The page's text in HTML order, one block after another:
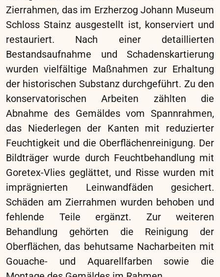
Entfernung von Firnis und Übermalungen
kamen umfangreiche Schnitte und Fehlstellen
zum Vorschein. Die Restaurierung umfasste
das Wiederverkleben der Schnitte, das Kitten
und die Integration der Fehlstellen, wobei die
Restauriergeschichte sichtbar blieb. Das
Altarbild des rechten Seitenaltars, ebenfalls de
Pomis zugeschrieben, wurde ähnlich, aber
weniger stark beschädigt, restauriert. Im
zweiten Abschnitt wurden das Hochaltarbild,
die Gemälde im Presbyterium von Franz Ignaz
Flurer, das Votivbild für Erzherzog Karl II (1592,
Jacob de Monte) und das Kanzelbild
bearbeitet. Im dritten Abschnitt 2021 folgten
die Gemälde der Seitenkapellen.